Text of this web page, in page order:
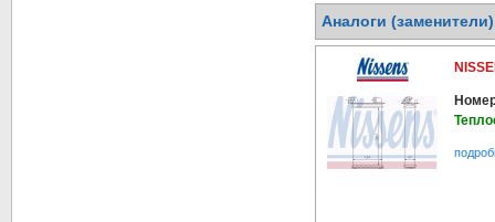
Аналоги